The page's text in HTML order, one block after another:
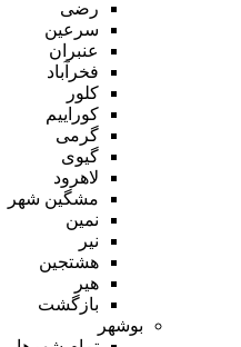
رضی
سرعین
عنبران
فخرآباد
کلور
کوراییم
گرمی
گیوی
لاهرود
مشگین شهر
نمین
نیر
هشتجین
هیر
بازگشت
بوشهر